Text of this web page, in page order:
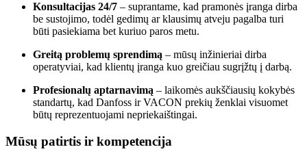
Konsultacijas 24/7 – suprantame, kad pramonės įranga dirba
be sustojimo, todėl gedimų ar klausimų atveju pagalba turi
būti pasiekiama bet kuriuo paros metu.
Greitą problemų sprendimą – mūsų inžinieriai dirba
operatyviai, kad klientų įranga kuo greičiau sugrįžtų į darbą.
Profesionalų aptarnavimą – laikomės aukščiausių kokybės
standartų, kad Danfoss ir VACON prekių ženklai visuomet
būtų reprezentuojami nepriekaištingai.
Mūsų patirtis ir kompetencija